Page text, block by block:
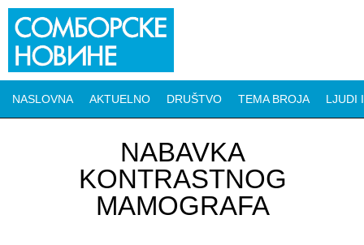
NASLOVNA AKTUELNO DRUŠTVO TEMA BROJA LJUDI
NABAVKA
KONTRASTNOG
MAMOGRAFA